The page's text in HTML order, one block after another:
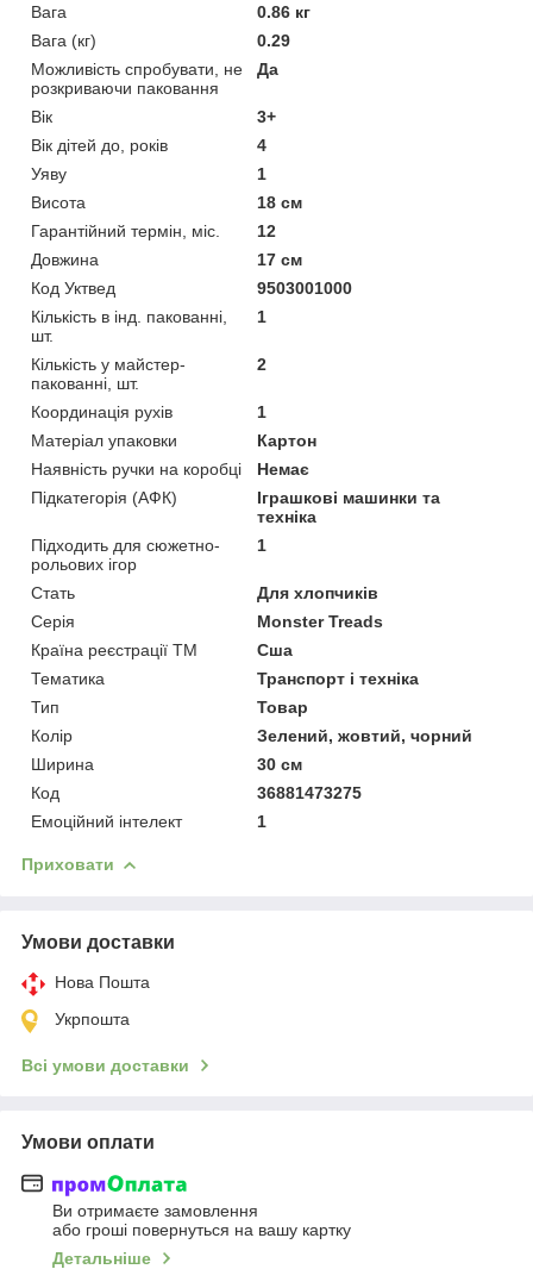
Вага
0.86 кг
Вага (кг)
0.29
Можливість спробувати, не
розкриваючи паковання
Да
Вік
3+
Вік дітей до, років
4
Уяву
1
Висота
18 см
Гарантійний термін, міс.
12
Довжина
17 см
Код Уктвед
9503001000
Кількість в інд. пакованні,
шт.
1
Кількість у майстер-
пакованні, шт.
2
Координація рухів
1
Матеріал упаковки
Картон
Наявність ручки на коробці
Немає
Підкатегорія (АФК)
Іграшкові машинки та
техніка
Підходить для сюжетно-
рольових ігор
1
Стать
Для хлопчиків
Серія
Monster Treads
Країна реєстрації ТМ
Сша
Тематика
Транспорт і техніка
Тип
Товар
Колір
Зелений, жовтий, чорний
Ширина
30 см
Код
36881473275
Емоційний інтелект
1
Приховати
Умови доставки
Нова Пошта
Укрпошта
Всі умови доставки
Умови оплати
Ви отримаєте замовлення
або гроші повернуться на вашу картку
Детальніше